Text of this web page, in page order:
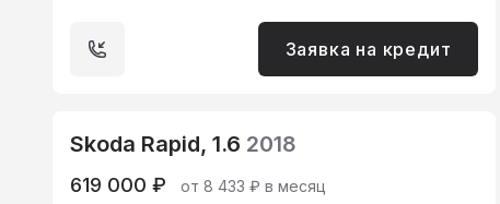
Заявка на кредит
Skoda Rapid, 1.6 2018
619 000 ₽ от 8 433 ₽ в месяц